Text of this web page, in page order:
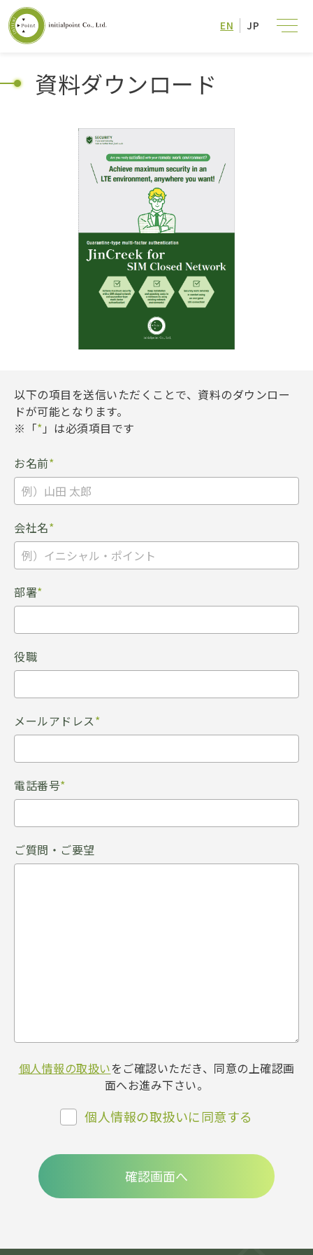
EN JP
資料ダウンロード
以下の項目を送信いただくことで、資料のダウンロー
ドが可能となります。
※「* 」は必須項目です
お名前*
会社名*
部署*
役職
メールアドレス*
電話番号*
ご質問・ご要望
個人情報の取扱いをご確認いただき、同意の上確認画
面へお進み下さい。
個人情報の取扱いに同意する
確認画面へ